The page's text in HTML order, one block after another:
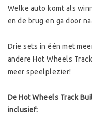
Welke auto komt als
en de brug en ga door
Drie sets in één met
andere Hot Wheels
meer speelplezier!
De Hot Wheels Track
inclusief: